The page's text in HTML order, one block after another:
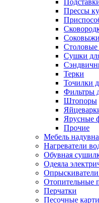
Прессы
Столовые
Сушки
Терки
Точилки
Фильтры
Штопоры
Ярусные
Прочие
Мебель
Нагреватели
Обувная
Одеяла
Опрыскиватели
Отопительные
Перчатки
Песочные